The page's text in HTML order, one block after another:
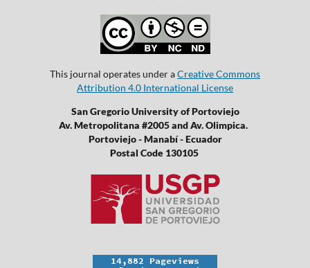
This journal operates under aCreative Commons
Attribution 4.0 International License
San Gregorio University of Portoviejo
Av. Metropolitana #2005 and Av. Olimpica.
Portoviejo - Manabí - Ecuador
Postal Code 130105